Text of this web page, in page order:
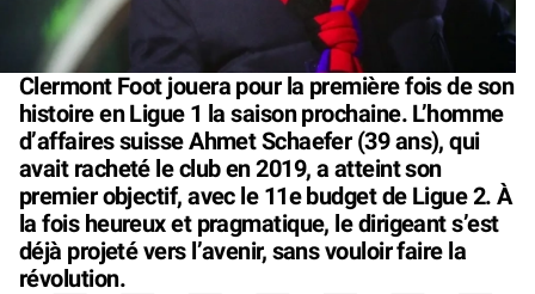
Clermont Foot jouera pour la première fois de son
histoire en Ligue 1 la saison prochaine. L’homme
d’affaires suisse Ahmet Schaefer (39 ans), qui
avait racheté le club en 2019, a atteint son
premier objectif, avec le 11e budget de Ligue 2. À
la fois heureux et pragmatique, le dirigeant s’est
déjà projeté vers l’avenir, sans vouloir faire la
révolution.